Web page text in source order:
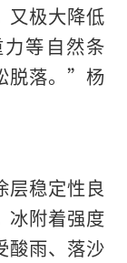
又极大降低
等自然条
脱落。”杨
层稳定性良
冰附着强度
酸雨、落沙